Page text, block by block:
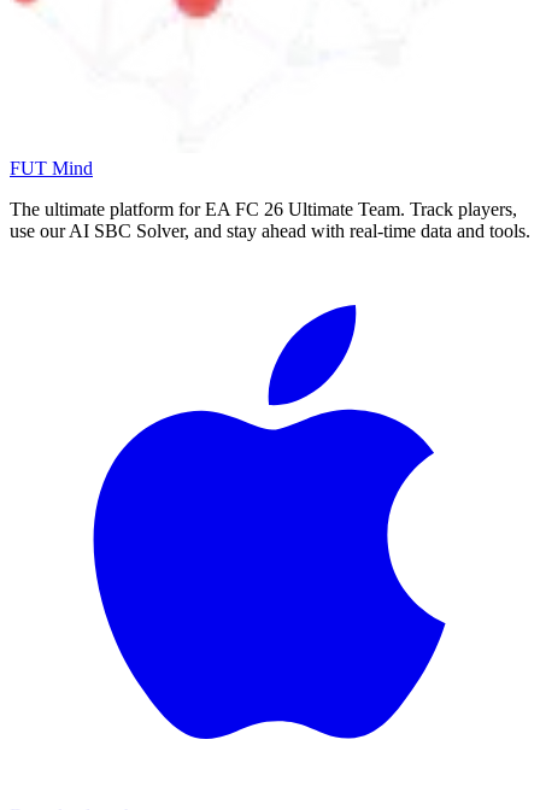
FUT Mind
The ultimate platform for EA FC 26 Ultimate Team. Track players,
use our AI SBC Solver, and stay ahead with real-time data and tools.